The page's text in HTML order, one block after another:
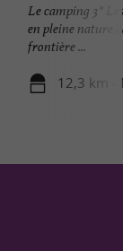
Le camping 3*
en pleine nature
frontière ...
12,3 km -